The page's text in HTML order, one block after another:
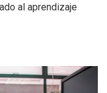
al aprendizaje